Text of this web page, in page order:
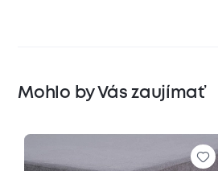
Mohlo by Vás zaujímať